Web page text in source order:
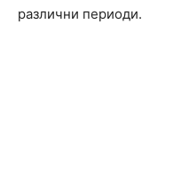
различни периоди.